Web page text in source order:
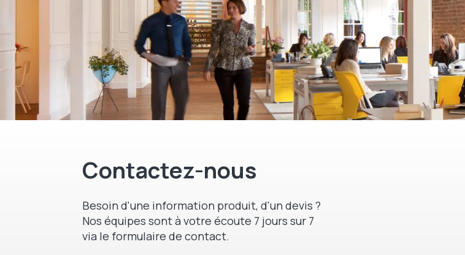
Contactez-nous
Besoin d'une information produit, d'un devis ?
Nos équipes sont à votre écoute 7 jours sur 7
via le formulaire de contact.